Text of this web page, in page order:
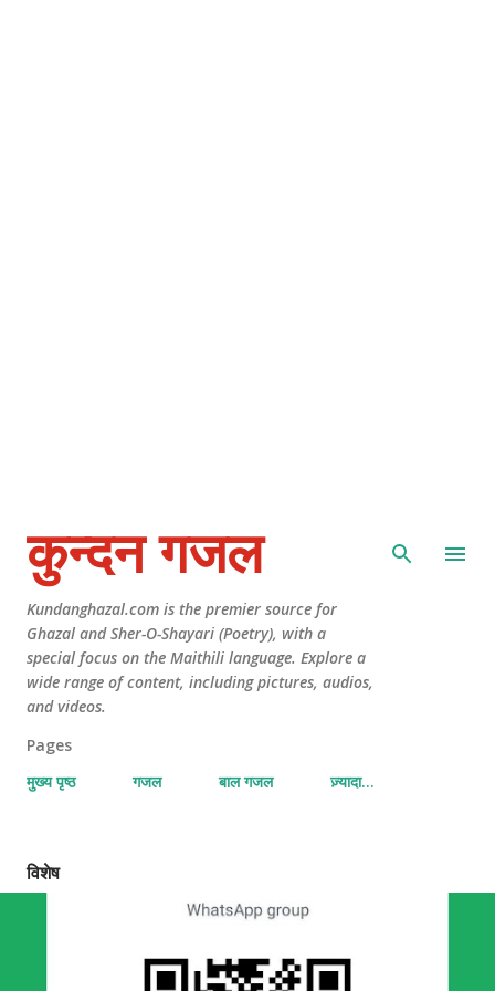
कुन्दन गजल
Kundanghazal.com is the premier source for
Ghazal and Sher-O-Shayari (Poetry), with a
special focus on the Maithili language. Explore a
wide range of content, including pictures, audios,
and videos.
Pages
मुख्य पृष्ठ
गजल बाल गजल ज़्यादा…
विशेष